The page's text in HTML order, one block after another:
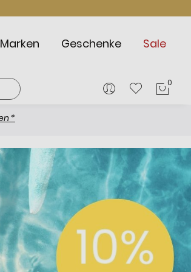
Marken Geschenke Sale
0